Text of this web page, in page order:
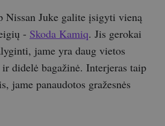
Nissan Juke galite įsigyti vieną
- Skoda Kamiq. Jis gerokai
jame yra daug vietos
didelė bagažinė. Interjeras taip
jame panaudotos gražesnės